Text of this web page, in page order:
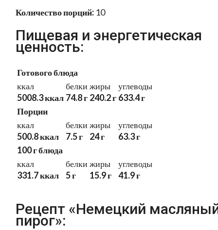
Количество порций: 10
Пищевая и энергетическая
ценность:
Готового блюда
ккал
5008.3 ккал
белки
74.8 г
жиры
240.2 г
углеводы
633.4 г
Порции
ккал
500.8 ккал
белки
7.5 г
жиры
24 г
углеводы
63.3 г
100 г блюда
ккал
331.7 ккал
белки
5 г
жиры
15.9 г
углеводы
41.9 г
Рецепт «Немецкий
пирог»: